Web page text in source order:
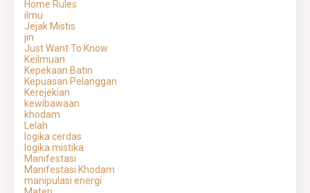
Home Rules
ilmu
Jejak Mistis
jin
Just Want To Know
Keilmuan
Kepekaan Batin
Kepuasan Pelanggan
Kerejekian
kewibawaan
khodam
Lelah
logika cerdas
logika mistika
Manifestasi
Manifestasi Khodam
manipulasi energi